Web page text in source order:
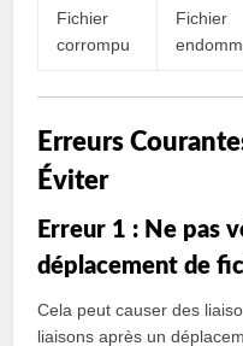
Fichier
corrompu
Fichier
Erreurs
Éviter
Erreur 1 : Ne pas
déplacement de
Cela peut causer des
liaisons après un